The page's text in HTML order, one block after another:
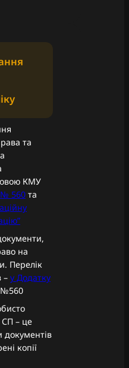
та
КМУ
№ 560 та
на
Перелік
– у Додатку
№560
СП – це
документів
копії